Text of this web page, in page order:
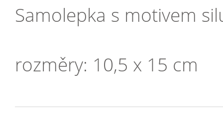
Samolepka s motivem
rozměry: 10,5 x 15 cm